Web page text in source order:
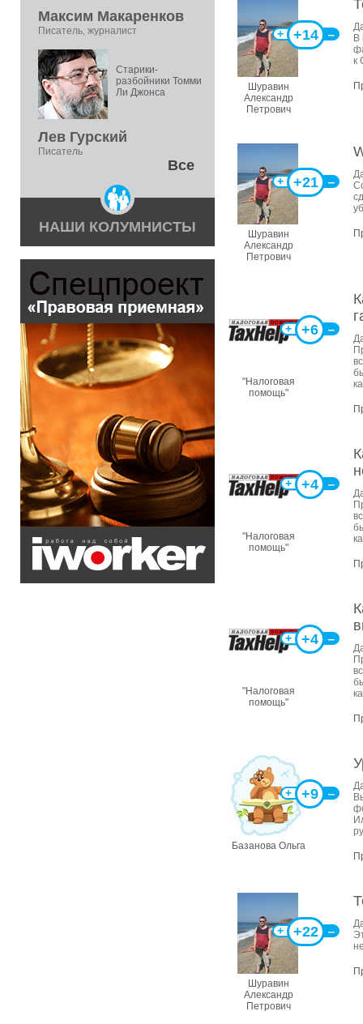
Шуравин
Александр
Петрович
+14
+ ‒
В
к
Шуравин
Александр
Петрович
+21
+ ‒
"Налоговая
помощь"
+6
+ ‒
"Налоговая
помощь"
+4
+ ‒
"Налоговая
помощь"
+4
+ ‒
Базанова Ольга
+9
+ ‒
Шуравин
Александр
Петрович
+22
+ ‒
Максим Макаренков
Писатель, журналист
Старики-
разбойники Томми
Ли Джонса
Лев Гурский
Писатель
Все
НАШИ КОЛУМНИСТЫ